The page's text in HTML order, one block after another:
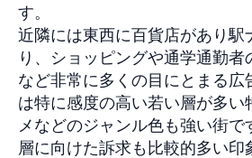
す。
近隣には東西に百貨店があり駅
り、ショッピングや通学通勤者
など非常に多くの目にとまる広
は特に感度の高い若い層が多い
メなどのジャンル色も強い街で
層に向けた訴求も比較的多い印